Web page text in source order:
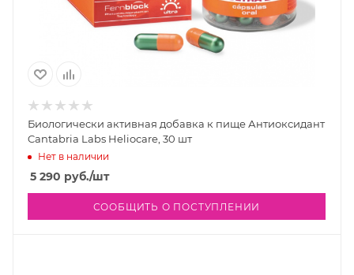
Биологически активная добавка к пище Антиоксидант
Cantabria Labs Heliocare, 30 шт
Нет в наличии
5 290 руб./шт
СООБЩИТЬ О ПОСТУПЛЕНИИ